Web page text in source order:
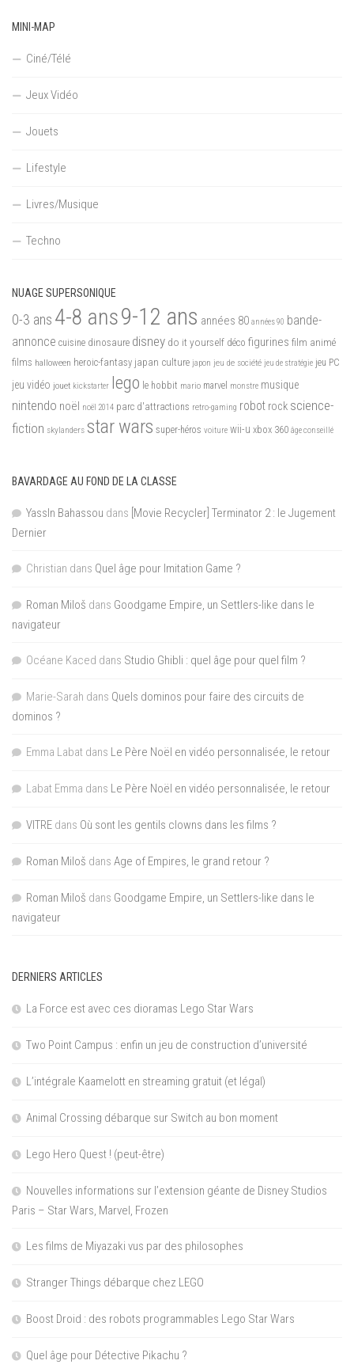
MINI-MAP
Ciné/Télé
Jeux Vidéo
Jouets
Lifestyle
Livres/Musique
Techno
NUAGE SUPERSONIQUE
0-3 ans 4-8 ans9-12 ans années 80 années 90 bande-
annonce cuisine dinosaure disney do it yourself déco figurines film animé
films halloween heroic-fantasy japan culture japon jeu de société jeu de stratégie jeu PC
jeu vidéo jouet kickstarter lego le hobbit mario marvel monstre musique
nintendo noël noël 2014 parc d'attractions retro-gaming robot rock science-
fiction skylanders star wars super-héros voiture wii-u xbox 360 âge conseillé
BAVARDAGE AU FOND DE LA CLASSE
YassIn Bahassou dans [Movie Recycler] Terminator 2 : le Jugement
Dernier
Christian dans Quel âge pour Imitation Game ?
Roman Miloš dans Goodgame Empire, un Settlers-like dans le
navigateur
Océane Kaced dans Studio Ghibli : quel âge pour quel film ?
Marie-Sarah dans Quels dominos pour faire des circuits de
dominos ?
Emma Labat dans Le Père Noël en vidéo personnalisée, le retour
Labat Emma dans Le Père Noël en vidéo personnalisée, le retour
VITRE dans Où sont les gentils clowns dans les films ?
Roman Miloš dans Age of Empires, le grand retour ?
Roman Miloš dans Goodgame Empire, un Settlers-like dans le
navigateur
DERNIERS ARTICLES
La Force est avec ces dioramas Lego Star Wars
Two Point Campus : enfin un jeu de construction d’université
L’intégrale Kaamelott en streaming gratuit (et légal)
Animal Crossing débarque sur Switch au bon moment
Lego Hero Quest ! (peut-être)
Nouvelles informations sur l’extension géante de Disney Studios
Paris – Star Wars, Marvel, Frozen
Les films de Miyazaki vus par des philosophes
Stranger Things débarque chez LEGO
Boost Droid : des robots programmables Lego Star Wars
Quel âge pour Détective Pikachu ?